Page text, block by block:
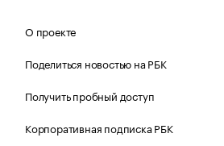
О проекте
Поделиться новостью на РБК
Получить пробный доступ
Корпоративная подписка РБК